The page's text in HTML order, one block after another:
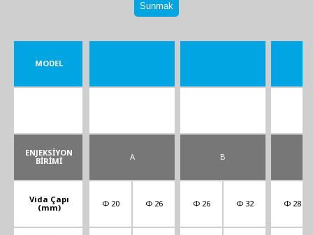
Sunmak
MODEL
ENJEKSİYON
BİRİMİ
Vida Çapı
(mm)
A
Φ 20 Φ 26
B
Φ 26 Φ 32 Φ 28